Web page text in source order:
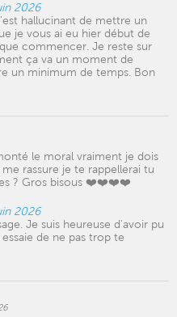
2026
hallucinant de mettre un
je vous ai eu hier début de
commencer. Je reste sur
ça va un moment de
un minimum de temps. Bon
le moral vraiment je dois
rassure je te rappellerai tu
? Gros bisous ❤️❤️❤️❤️
2026
Je suis heureuse d'avoir pu
de ne pas trop te